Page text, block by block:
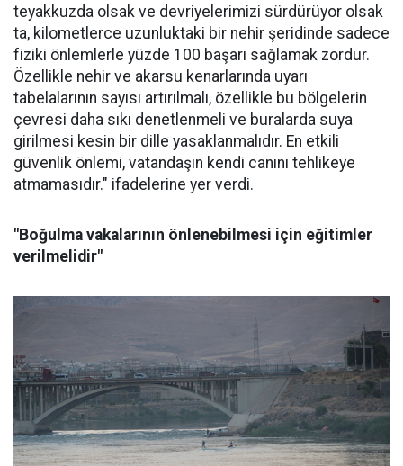
teyakkuzda olsak ve devriyelerimizi sürdürüyor olsak
ta, kilometlerce uzunluktaki bir nehir şeridinde sadece
fiziki önlemlerle yüzde 100 başarı sağlamak zordur.
Özellikle nehir ve akarsu kenarlarında uyarı
tabelalarının sayısı artırılmalı, özellikle bu bölgelerin
çevresi daha sıkı denetlenmeli ve buralarda suya
girilmesi kesin bir dille yasaklanmalıdır. En etkili
güvenlik önlemi, vatandaşın kendi canını tehlikeye
atmamasıdır." ifadelerine yer verdi.
"Boğulma vakalarının önlenebilmesi için eğitimler
verilmelidir"